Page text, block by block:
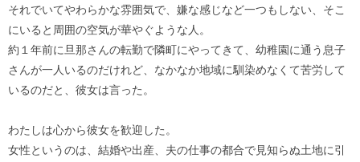
それでいてやわらかな雰囲気で、嫌な感じなど一つもしない、そこ
にいると周囲の空気が華やぐような人。
約１年前に旦那さんの転勤で隣町にやってきて、幼稚園に通う息子
さんが一人いるのだけれど、なかなか地域に馴染めなくて苦労して
いるのだと、彼女は言った。
わたしは心から彼女を歓迎した。
女性というのは、結婚や出産、夫の仕事の都合で見知らぬ土地に引